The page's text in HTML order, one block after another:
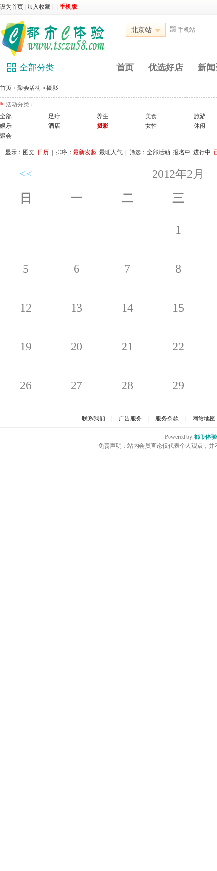
设为首页 加入收藏 手机版
北京站 手机站
全部分类 首页 优选好店 新闻
首页 » 聚会活动 » 摄影
活动分类：
全部
足疗 养生 美食
旅游
娱乐
酒店 摄影 女性
休闲
聚会
显示： 图文 日历 | 排序： 最新发起 最旺人气 | 筛选： 全部活动 报名中 进行中
<<
2012年2月
日
一 二 三
1
5 6 7 8
12 13 14 15
19 20 21 22
26 27 28 29
联系我们 广告服务 服务条款 网站地图
Powered by 都市体
免责声明：站内会员言论仅代表个人观点，